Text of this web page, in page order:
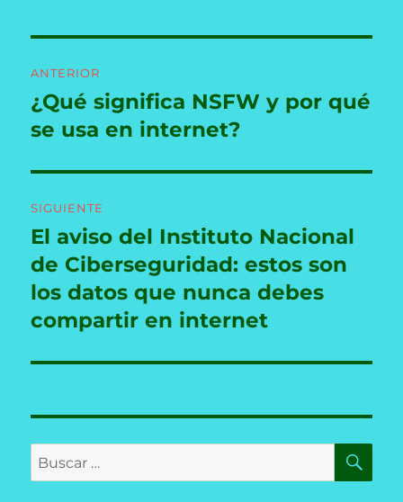
de
entradas
ANTERIOR
Entrada
anterior:
¿Qué significa NSFW y por qué
se usa en internet?
SIGUIENTE
Entrada
siguiente:
El aviso del Instituto Nacional
de Ciberseguridad: estos son
los datos que nunca debes
compartir en internet
Buscar
por: